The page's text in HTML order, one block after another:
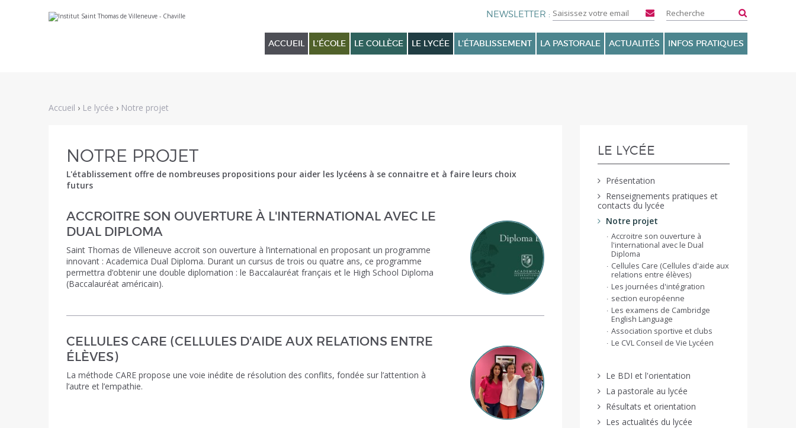
au
personnels
ACCUEIL L'ÉCOLE LE COLLÈGE LE LYCÉE L'ÉTABLISSEMENT LA PASTORALE ACTUALITÉS INFOS PRATIQUES
Accueil › Le lycée › Notre projet
NAVIGATION
LE LYCÉE
Présentation
Renseignements pratiques et
contacts du lycée
Notre projet
Accroitre son ouverture à
l'international avec le Dual
Diploma
Cellules Care (Cellules d'aide aux
relations entre élèves)
Les journées d'intégration
section européenne
Les examens de Cambridge
English Language
Association sportive et clubs
Le CVL Conseil de Vie Lycéen
Le BDI et l'orientation
La pastorale au lycée
Résultats et orientation
Les actualités du lycée
NOTRE PROJET
L'établissement offre de nombreuses propositions pour aider les lycéens à se connaitre et à faire leurs choix
futurs
ACCROITRE SON OUVERTURE À L'INTERNATIONAL AVEC LE
DUAL DIPLOMA
Saint Thomas de Villeneuve accroit son ouverture à l’international en proposant un programme
innovant : Academica Dual Diploma. Durant un cursus de trois ou quatre ans, ce programme
permettra d’obtenir une double diplomation : le Baccalauréat français et le High School Diploma
(Baccalauréat américain).
CELLULES CARE (CELLULES D'AIDE AUX RELATIONS ENTRE
ÉLÈVES)
La méthode CARE propose une voie inédite de résolution des conflits, fondée sur l’attention à
l’autre et l’empathie.